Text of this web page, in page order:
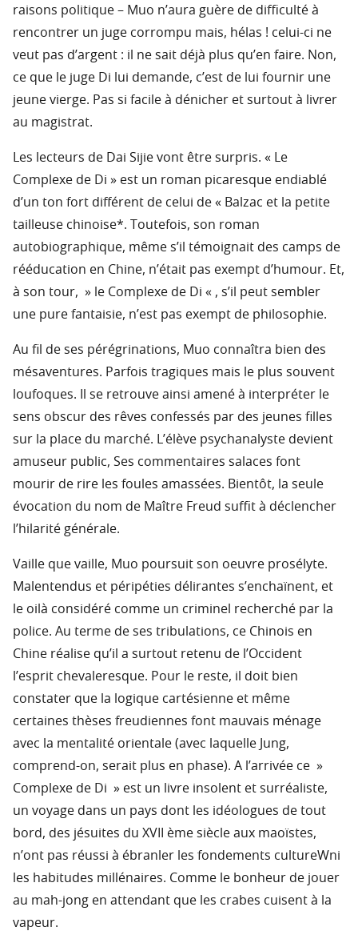
raisons politique – Muo n’aura guère de difficulté à
rencontrer un juge corrompu mais, hélas ! celui-ci ne
veut pas d’argent : il ne sait déjà plus qu’en faire. Non,
ce que le juge Di lui demande, c’est de lui fournir une
jeune vierge. Pas si facile à dénicher et surtout à livrer
au magistrat.
Les lecteurs de Dai Sijie vont être surpris. « Le
Complexe de Di » est un roman picaresque endiablé
d’un ton fort différent de celui de « Balzac et la petite
tailleuse chinoise*. Toutefois, son roman
autobiographique, même s’il témoignait des camps de
rééducation en Chine, n’était pas exempt d’humour. Et,
à son tour, » le Complexe de Di « , s’il peut sembler
une pure fantaisie, n’est pas exempt de philosophie.
Au fil de ses pérégrinations, Muo connaîtra bien des
mésaventures. Parfois tragiques mais le plus souvent
loufoques. Il se retrouve ainsi amené à interpréter le
sens obscur des rêves confessés par des jeunes filles
sur la place du marché. L’élève psychanalyste devient
amuseur public, Ses commentaires salaces font
mourir de rire les foules amassées. Bientôt, la seule
évocation du nom de Maître Freud suffit à déclencher
l’hilarité générale.
Vaille que vaille, Muo poursuit son oeuvre prosélyte.
Malentendus et péripéties délirantes s’enchaïnent, et
le oilà considéré comme un criminel recherché par la
police. Au terme de ses tribulations, ce Chinois en
Chine réalise qu’il a surtout retenu de l’Occident
l’esprit chevaleresque. Pour le reste, il doit bien
constater que la logique cartésienne et même
certaines thèses freudiennes font mauvais ménage
avec la mentalité orientale (avec laquelle Jung,
comprend-on, serait plus en phase). A l’arrivée ce »
Complexe de Di » est un livre insolent et surréaliste,
un voyage dans un pays dont les idéologues de tout
bord, des jésuites du XVII ème siècle aux maoïstes,
n’ont pas réussi à ébranler les fondements cultureWni
les habitudes millénaires. Comme le bonheur de jouer
au mah-jong en attendant que les crabes cuisent à la
vapeur.